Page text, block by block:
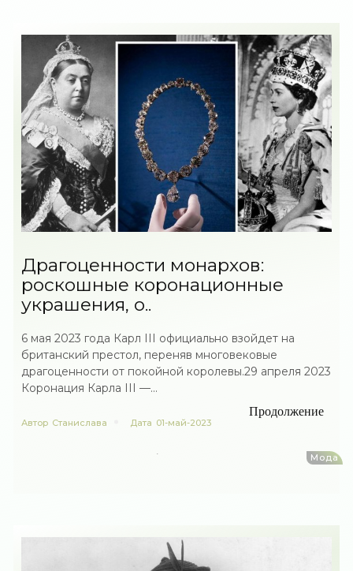
Драгоценности монархов:
роскошные коронационные
украшения, о..
6 мая 2023 года Карл III официально взойдет на
британский престол, переняв многовековые
драгоценности от покойной королевы.29 апреля 2023
Коронация Карла III —...
Продолжение
Автор Станислава Дата 01-май-2023
Мода